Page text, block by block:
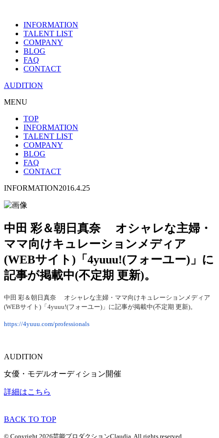
INFORMATION
TALENT LIST
COMPANY
BLOG
FAQ
CONTACT
AUDITION
MENU
TOP
INFORMATION
TALENT LIST
COMPANY
BLOG
FAQ
CONTACT
INFORMATION2016.4.25
中田 彩＆朝日真奈 オシャレな主婦・
ママ向けキュレーションメディア
(WEBサイト)「4yuuu!(フォーユー)」に
記事が掲載中(不定期 更新)。
中田 彩＆朝日真奈 オシャレな主婦・ママ向けキュレーションメディア
(WEBサイト)「4yuuu!(フォーユー)」に記事が掲載中(不定期 更新)。
https://4yuuu.com/professionals
AUDITION
女優・モデルオーディション開催
詳細はこちら
BACK TO TOP
© Copyright 2026芸能プロダクションClaudia. All rights reserved.